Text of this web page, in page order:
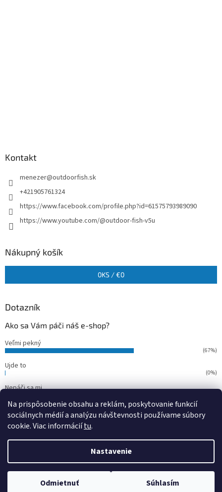
Na prispôsobenie obsahu a reklám, poskytovanie funkcií
sociálnych médií a analýzu návštevnosti používame súbory
cookie. Viac informáciítu.
Nastavenie
Odmietnuť Súhlasím
Kontakt
menezer@outdoorfish.sk
+421905761324
https://www.facebook.com/profile.php?id=61575793989090
https://www.youtube.com/@outdoor-fish-v5u
Nákupný košík
0KS /€0
Dotazník
Ako sa Vám páči náš e-shop?
Veľmi pekný
(67%)
Ujde to
(0%)
Nepáči sa mi
Počet hlasov: 15
Copyright 2026outdoorfish. Všetky práva vyhradené.Upraviť